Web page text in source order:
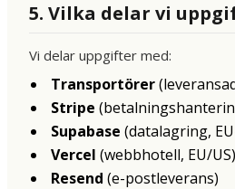
5. Vilka delar vi
Vi delar uppgifter med:
Transportörer
Stripe
Supabase (datalagring,
Vercel (webbhotell, EU/US)
Resend (e-postleverans)